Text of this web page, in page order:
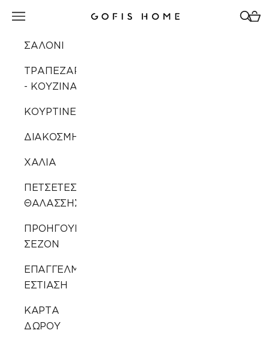
Gofis Home
Άνοιγμα μενού πλοήγησης
ΣΑΛΟΝΙ
ΤΡΑΠΕΖΑΡΙΑ
- ΚΟΥΖΙΝΑ
ΚΟΥΡΤΙΝΕΣ
ΔΙΑΚΟΣΜΗΣΗ
ΧΑΛΙΑ
ΠΕΤΣΕΤΕΣ
ΘΑΛΑΣΣΗΣ
ΠΡΟΗΓΟΥΜΕΝΩΝ
ΣΕΖΟΝ
ΕΠΑΓΓΕΛΜΑΤΙΚΗ
ΕΣΤΙΑΣΗ
ΚΑΡΤΑ
ΔΩΡΟΥ